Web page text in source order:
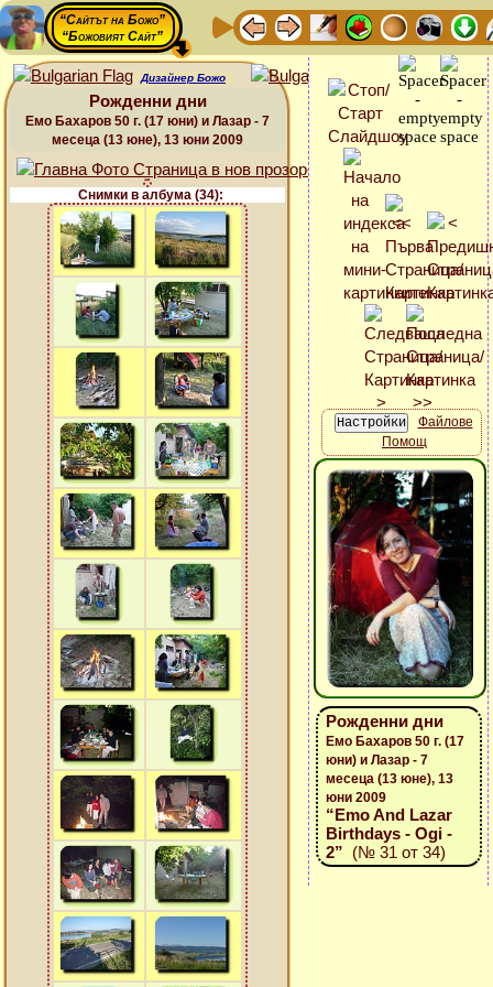
“Сайтът на Божо”
“Божовият Сайт”
Дизайнер Божо
Рожденни дни
Емо Бахаров 50 г. (17 юни) и Лазар - 7
месеца (13 юне), 13 юни 2009
Снимки в албума (34):
Файлове
Помощ
Рожденни дни
Емо Бахаров 50 г. (17
юни) и Лазар - 7
месеца (13 юне), 13
юни 2009
“Emo And Lazar
Birthdays - Ogi -
2” (№ 31 от 34)